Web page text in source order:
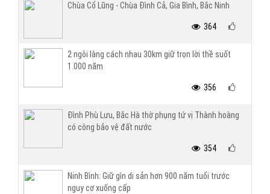
Chùa Cổ Lũng - Chùa Đình Cả, Gia Bình, Bắc Ninh
364
2 ngôi làng cách nhau 30km giữ trọn lời thề suốt
1.000 năm
356
Đình Phù Lưu, Bắc Hà thờ phụng tứ vị Thành hoàng
có công bảo vệ đất nước
354
Ninh Bình: Giữ gìn di sản hơn 900 năm tuổi trước
nguy cơ xuống cấp